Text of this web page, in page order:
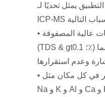
يمثل تحديًا لـ
• تراكم الإيداعات من عينات عالية المصفوفة
(TDS & gt؛ 0.1٪) على مخاريط الواجهة ، مما
• التلوث المحتمل من عناصر في كل مكان مثل
Na و K و Al و Ca و Fe أثناء تحضير العينة أو